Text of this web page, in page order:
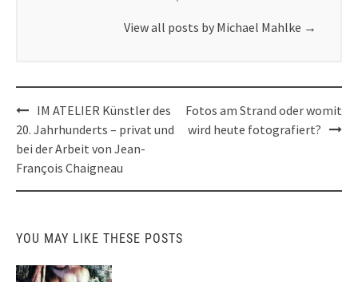
View all posts by Michael Mahlke →
Post
navigation
IM ATELIER Künstler des
20. Jahrhunderts – privat und
bei der Arbeit von Jean-
François Chaigneau
Fotos am Strand oder womit
wird heute fotografiert?
YOU MAY LIKE THESE POSTS